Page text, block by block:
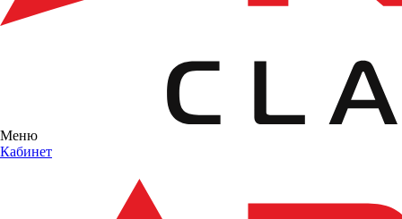
Меню
Кабинет